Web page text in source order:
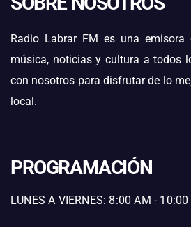
Radio Labrar FM es una emisora
música, noticias y cultura a todos
con nosotros para disfrutar de lo
local.
PROGRAMACIÓN
LUNES A VIERNES: 8:00 AM - 10:00